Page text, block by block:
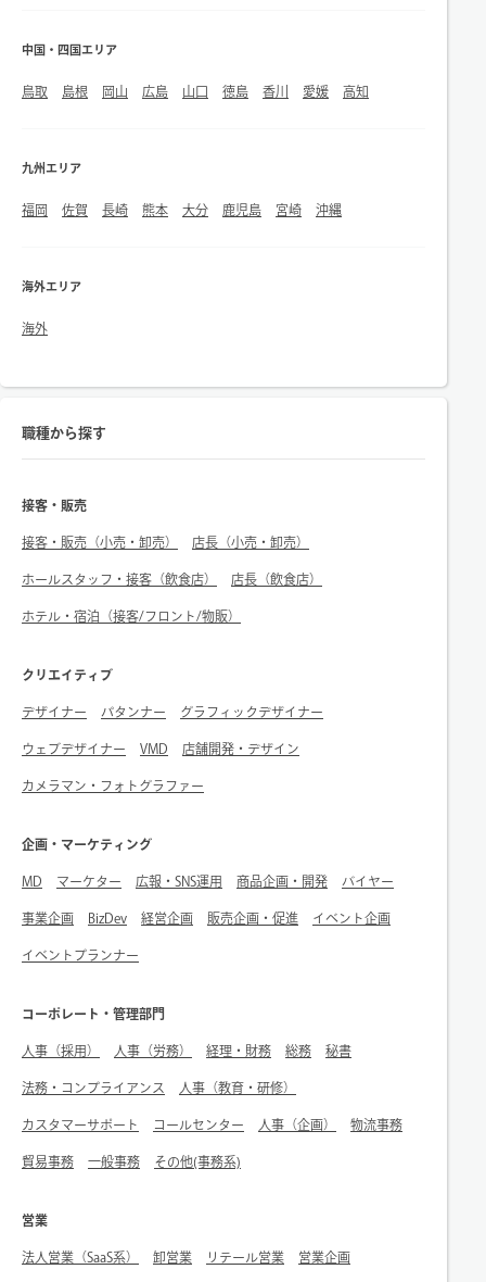
中国・四国エリア
鳥取 島根 岡山 広島 山口 徳島 香川 愛媛 高知
九州エリア
福岡 佐賀 長崎 熊本 大分 鹿児島 宮崎 沖縄
海外エリア
海外
職種から探す
接客・販売
接客・販売（小売・卸売） 店長（小売・卸売）
ホールスタッフ・接客（飲食店） 店長（飲食店）
ホテル・宿泊（接客/フロント/物販）
クリエイティブ
デザイナー パタンナー グラフィックデザイナー
ウェブデザイナー VMD 店舗開発・デザイン
カメラマン・フォトグラファー
企画・マーケティング
MD マーケター 広報・SNS運用 商品企画・開発 バイヤー
事業企画 BizDev 経営企画 販売企画・促進 イベント企画
イベントプランナー
コーポレート・管理部門
人事（採用） 人事（労務） 経理・財務 総務 秘書
法務・コンプライアンス 人事（教育・研修）
カスタマーサポート コールセンター 人事（企画） 物流事務
貿易事務 一般事務 その他(事務系)
営業
法人営業（SaaS系） 卸営業 リテール営業 営業企画